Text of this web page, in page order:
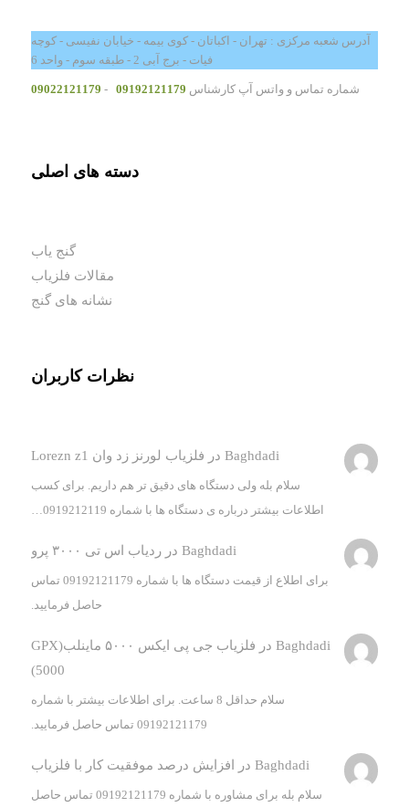
آدرس شعبه مرکزی : تهران - اکباتان - کوی بیمه - خیابان نفیسی - کوچه
فیات - برج آبی 2 - طبقه سوم - واحد 6
شماره تماس و واتس آپ کارشناس 09192121179
-
09022121179
دسته های اصلی
گنج یاب
مقالات فلزیاب
نشانه های گنج
نظرات کاربران
Baghdadi در فلزیاب لورنز زد وان Lorezn z1
سلام بله ولی دستگاه های دقیق تر هم داریم. برای کسب
اطلاعات بیشتر درباره ی دستگاه ها با شماره 0919212119…
Baghdadi درردیاب اس تی ۳۰۰۰ پرو
برای اطلاع از قیمت دستگاه ها با شماره 09192121179 تماس
حاصل فرمایید.
Baghdadi در
فلزیاب جی پی ایکس ۵۰۰۰ ماینلب(GPX
5000)
سلام حداقل 8 ساعت. برای اطلاعات بیشتر با شماره
09192121179 تماس حاصل فرمایید.
Baghdadi در افزایش درصد موفقیت کار با فلزیاب
سلام بله برای مشاوره با شماره 09192121179 تماس حاصل